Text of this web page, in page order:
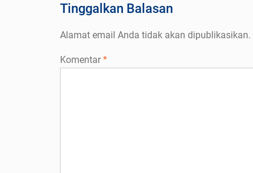
Tinggalkan Balasan
Alamat email Anda tidak akan dipublikasikan.
Komentar*